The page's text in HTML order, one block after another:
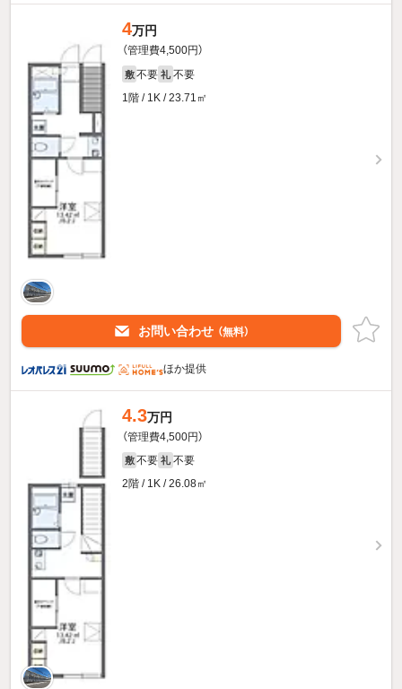
4万円
（管理費4,500円）
敷 不要 礼 不要
1階 / 1K / 23.71㎡
お問い合わせ （無料）
ほか提供
4.3万円
（管理費4,500円）
敷 不要 礼 不要
2階 / 1K / 26.08㎡